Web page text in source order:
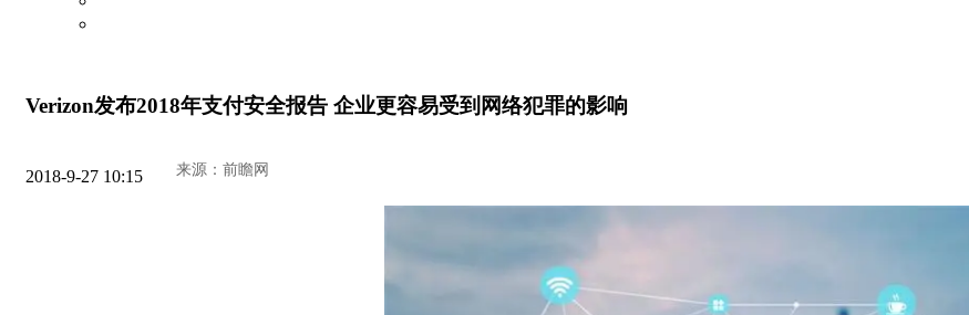
Verizon发布2018年支付安全报告 企业更容易受到网络犯罪的影响
2018-9-27 10:15